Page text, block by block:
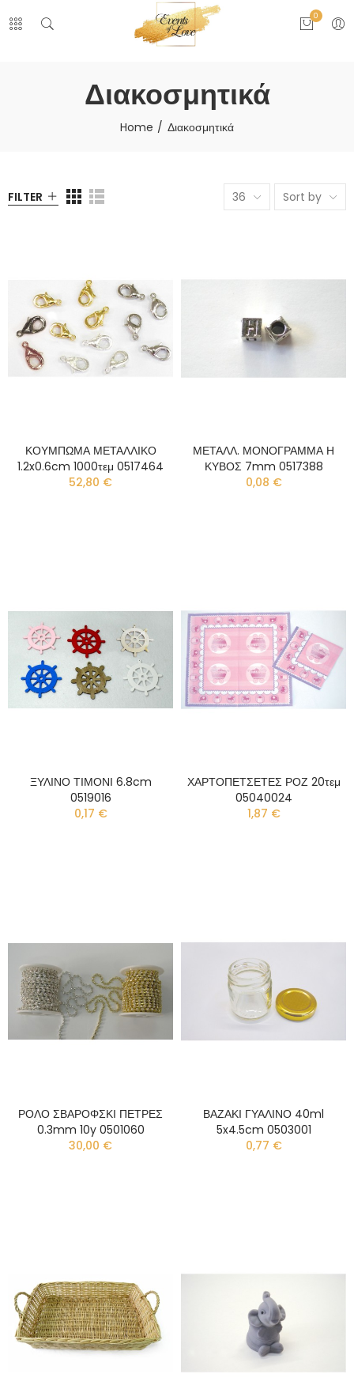
0
Διακοσμητικά
Home Διακοσμητικά
FILTER 36 Sort by
ΚΟΥΜΠΩΜΑ ΜΕΤΑΛΛΙΚΟ
1.2x0.6cm 1000τεμ 0517464
52,80 €
ΜΕΤΑΛΛ. ΜΟΝΟΓΡΑΜΜΑ Η
ΚΥΒΟΣ 7mm 0517388
0,08 €
ΞΥΛΙΝΟ ΤΙΜΟΝΙ 6.8cm
0519016
0,17 €
ΧΑΡΤΟΠΕΤΣΕΤΕΣ ΡΟΖ 20τεμ
05040024
1,87 €
ΡΟΛΟ ΣΒΑΡΟΦΣΚΙ ΠΕΤΡΕΣ
0.3mm 10y 0501060
30,00 €
ΒΑΖΑΚΙ ΓΥΑΛΙΝΟ 40ml
5x4.5cm 0503001
0,77 €